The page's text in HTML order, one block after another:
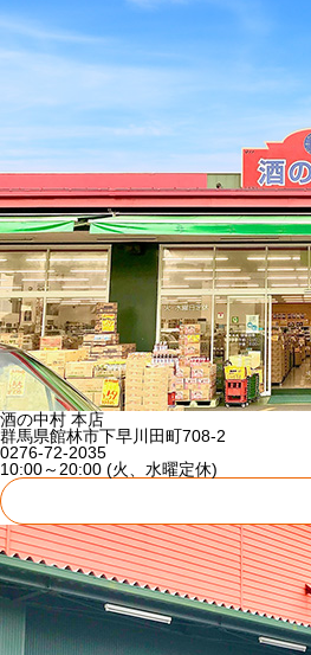
酒の中村 本店
群馬県館林市下早川田町708-2
0276-72-2035
10:00～20:00 (火、水曜定休)